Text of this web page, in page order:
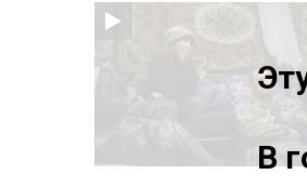
В